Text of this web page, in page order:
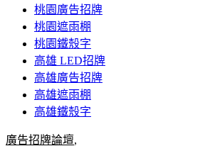
桃園廣告招牌
桃園遮雨棚
桃園鐵殼字
高雄 LED招牌
高雄廣告招牌
高雄遮雨棚
高雄鐵殼字
廣告招牌論壇,